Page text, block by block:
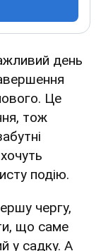
день
Це
тож
подію.
чергу,
що саме
у садку. А